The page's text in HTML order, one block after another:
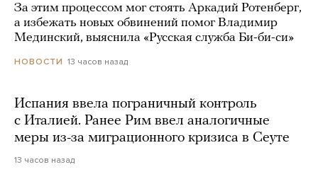
За этим процессом мог стоять Аркадий Ротенберг,
а избежать новых обвинений помог Владимир
Мединский, выяснила «Русская служба Би-би-си»
НОВОСТИ 13 часов назад
Испания ввела пограничный контроль
с Италией. Ранее Рим ввел аналогичные
меры из-за миграционного кризиса в Сеуте
13 часов назад